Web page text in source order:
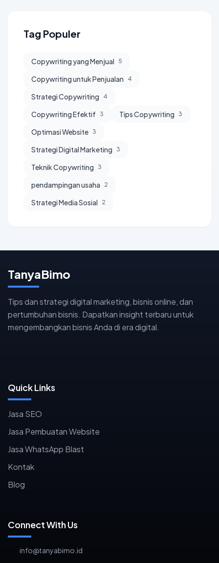
Tag Populer
Copywriting yang Menjual 5
Copywriting untuk Penjualan 4
Strategi Copywriting 4
Copywriting Efektif 3 Tips Copywriting 3
Optimasi Website 3
Strategi Digital Marketing 3
Teknik Copywriting 3
pendampingan usaha 2
Strategi Media Sosial 2
TanyaBimo
Tips dan strategi digital marketing, bisnis online, dan
pertumbuhan bisnis. Dapatkan insight terbaru untuk
mengembangkan bisnis Anda di era digital.
Quick Links
Jasa SEO
Jasa Pembuatan Website
Jasa WhatsApp Blast
Kontak
Blog
Connect With Us
info@tanyabimo.id